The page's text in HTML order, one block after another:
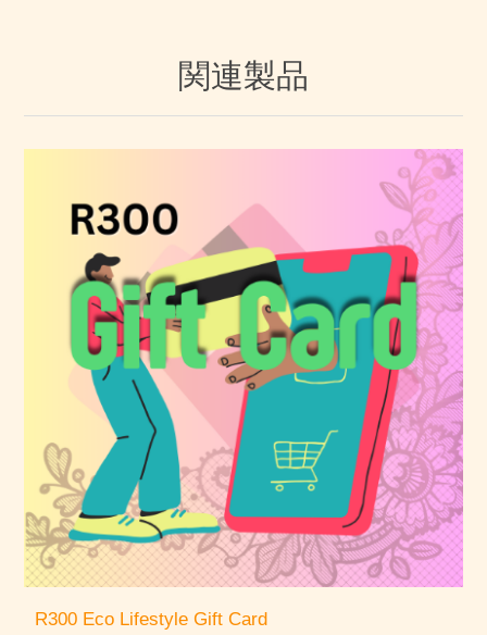
関連製品
R300 Eco Lifestyle Gift Card